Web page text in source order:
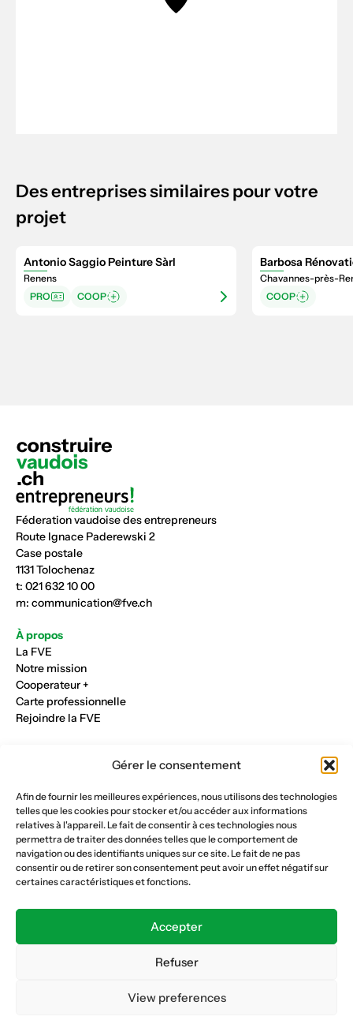
Gérer le consentement
Afin de fournir les meilleures expériences, nous utilisons des technologies
telles que les cookies pour stocker et/ou accéder aux informations
relatives à l'appareil. Le fait de consentir à ces technologies nous
permettra de traiter des données telles que le comportement de
navigation ou des identifiants uniques sur ce site. Le fait de ne pas
consentir ou de retirer son consentement peut avoir un effet négatif sur
certaines caractéristiques et fonctions.
Accepter
Refuser
View preferences
Des entreprises similaires pour votre
projet
Antonio Saggio Peinture Sàrl
Renens
PRO
COOP
Barbosa
Chavannes-près-
COOP
Féderation vaudoise des entrepreneurs
Route Ignace Paderewski 2
Case postale
1131 Tolochenaz
t: 021 632 10 00
m: communication@fve.ch
À propos
La FVE
Notre mission
Cooperateur +
Carte professionnelle
Rejoindre la FVE
Maçonnerie et génie civil
Parqueterie et sols
Menuiserie et bois
Plâtrerie et peinture
Nous suivre
Formation continue
Caisse AVS 66.1